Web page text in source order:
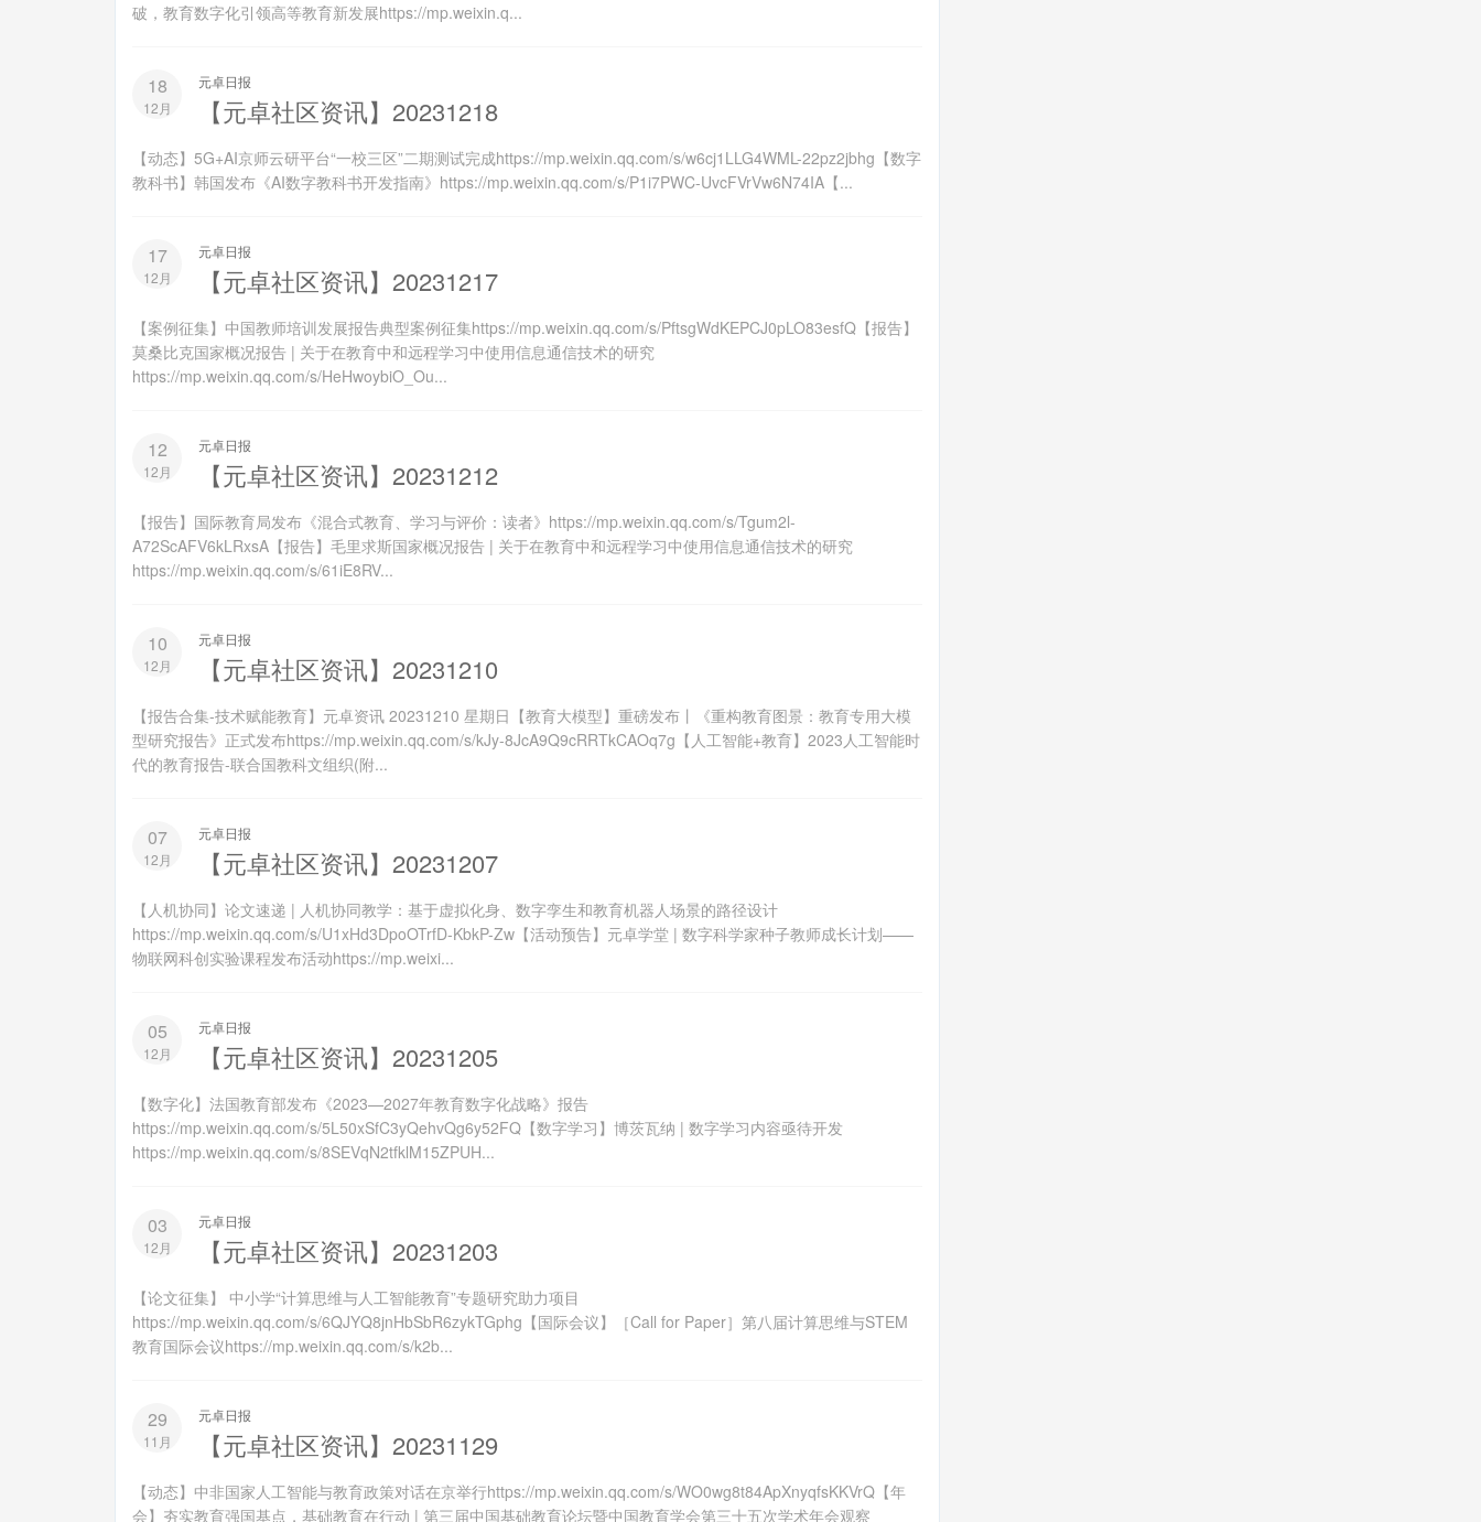
破，教育数字化引领高等教育新发展https://mp.weixin.q...
18
12月
元卓日报
【元卓社区资讯】20231218
【动态】5G+AI京师云研平台“一校三区”二期测试完成https://mp.weixin.qq.com/s/w6cj1LLG4WML-22pz2jbhg【数字
教科书】韩国发布《AI数字教科书开发指南》https://mp.weixin.qq.com/s/P1i7PWC-UvcFVrVw6N74IA【...
17
12月
元卓日报
【元卓社区资讯】20231217
【案例征集】中国教师培训发展报告典型案例征集https://mp.weixin.qq.com/s/PftsgWdKEPCJ0pLO83esfQ【报告】
莫桑比克国家概况报告 | 关于在教育中和远程学习中使用信息通信技术的研究
https://mp.weixin.qq.com/s/HeHwoybiO_Ou...
12
12月
元卓日报
【元卓社区资讯】20231212
【报告】国际教育局发布《混合式教育、学习与评价：读者》https://mp.weixin.qq.com/s/Tgum2l-
A72ScAFV6kLRxsA【报告】毛里求斯国家概况报告 | 关于在教育中和远程学习中使用信息通信技术的研究
https://mp.weixin.qq.com/s/61iE8RV...
10
12月
元卓日报
【元卓社区资讯】20231210
【报告合集-技术赋能教育】元卓资讯 20231210 星期日【教育大模型】重磅发布丨《重构教育图景：教育专用大模
型研究报告》正式发布https://mp.weixin.qq.com/s/kJy-8JcA9Q9cRRTkCAOq7g【人工智能+教育】2023人工智能时
代的教育报告-联合国教科文组织(附...
07
12月
元卓日报
【元卓社区资讯】20231207
【人机协同】论文速递 | 人机协同教学：基于虚拟化身、数字孪生和教育机器人场景的路径设计
https://mp.weixin.qq.com/s/U1xHd3DpoOTrfD-KbkP-Zw【活动预告】元卓学堂 | 数字科学家种子教师成长计划——
物联网科创实验课程发布活动https://mp.weixi...
05
12月
元卓日报
【元卓社区资讯】20231205
【数字化】法国教育部发布《2023—2027年教育数字化战略》报告
https://mp.weixin.qq.com/s/5L50xSfC3yQehvQg6y52FQ【数字学习】博茨瓦纳 | 数字学习内容亟待开发
https://mp.weixin.qq.com/s/8SEVqN2tfklM15ZPUH...
03
12月
元卓日报
【元卓社区资讯】20231203
【论文征集】 中小学“计算思维与人工智能教育”专题研究助力项目
https://mp.weixin.qq.com/s/6QJYQ8jnHbSbR6zykTGphg【国际会议】［Call for Paper］第八届计算思维与STEM
教育国际会议https://mp.weixin.qq.com/s/k2b...
29
11月
元卓日报
【元卓社区资讯】20231129
【动态】中非国家人工智能与教育政策对话在京举行https://mp.weixin.qq.com/s/WO0wg8t84ApXnyqfsKKVrQ【年
会】夯实教育强国基点，基础教育在行动 | 第三届中国基础教育论坛暨中国教育学会第三十五次学术年会观察